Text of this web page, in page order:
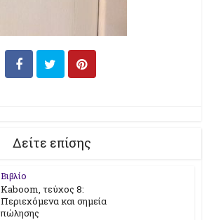
Δείτε επίσης
Βιβλίο
Kaboom, τεύχος 8:
Περιεχόμενα και σημεία
πώλησης